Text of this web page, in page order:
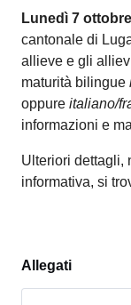
Lunedì 7
cantonale di
allieve e gli
maturità bilingue
oppure italiano/
informazioni e
Ulteriori dettagli,
informativa, si
Allegati